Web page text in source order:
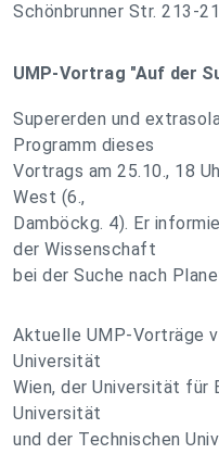
Schönbrunner Str. 213-
UMP-Vortrag "Auf der
Supererden und
Programm dieses
Vortrags am 25.10., 18
West (6.,
Damböckg. 4). Er
der Wissenschaft
bei der Suche nach
Aktuelle UMP-Vorträge
Universität
Wien, der Universität für
Universität
und der Technischen